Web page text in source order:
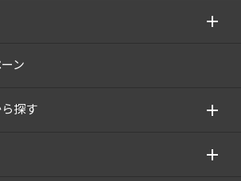
ン
探す